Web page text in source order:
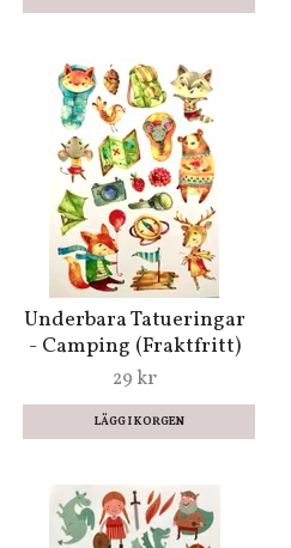
Underbara Tatueringar
- Camping (Fraktfritt)
29 kr